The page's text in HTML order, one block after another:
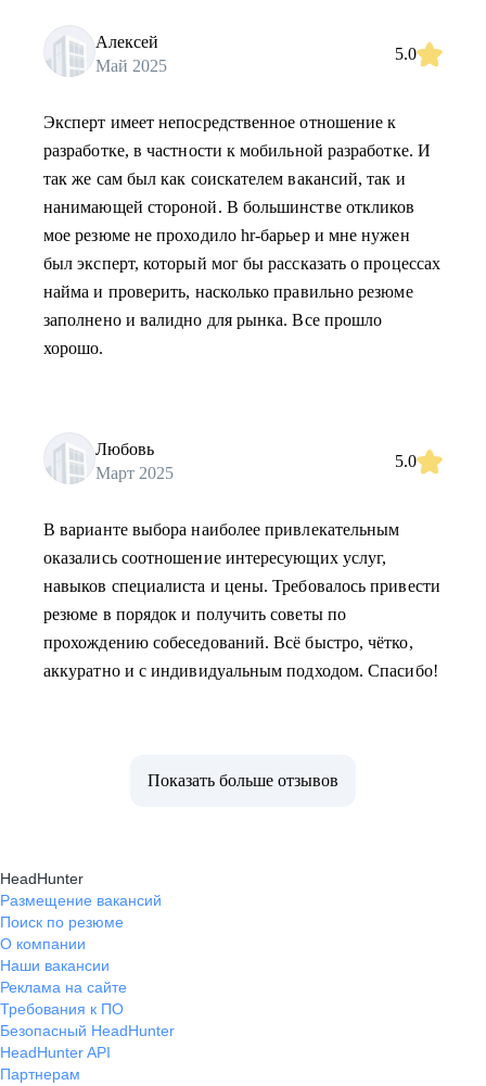
Алексей
Май 2025
5.0
Эксперт имеет непосредственное отношение к
разработке, в частности к мобильной разработке. И
так же сам был как соискателем вакансий, так и
нанимающей стороной. В большинстве откликов
мое резюме не проходило hr-барьер и мне нужен
был эксперт, который мог бы рассказать о процессах
найма и проверить, насколько правильно резюме
заполнено и валидно для рынка. Все прошло
хорошо.
Любовь
Март 2025
5.0
В варианте выбора наиболее привлекательным
оказались соотношение интересующих услуг,
навыков специалиста и цены. Требовалось привести
резюме в порядок и получить советы по
прохождению собеседований. Всё быстро, чётко,
аккуратно и с индивидуальным подходом. Спасибо!
Показать больше отзывов
HeadHunter
Размещение вакансий
Поиск по резюме
О компании
Наши вакансии
Реклама на сайте
Требования к ПО
Безопасный HeadHunter
HeadHunter API
Партнерам